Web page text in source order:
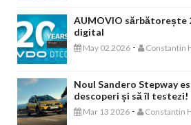
AUMOVIO sărbătorește
digital
May 02 2026 - Constantin
Noul Sandero Stepway
descoperi și să îl testezi!
Mar 13 2026 - Constantin